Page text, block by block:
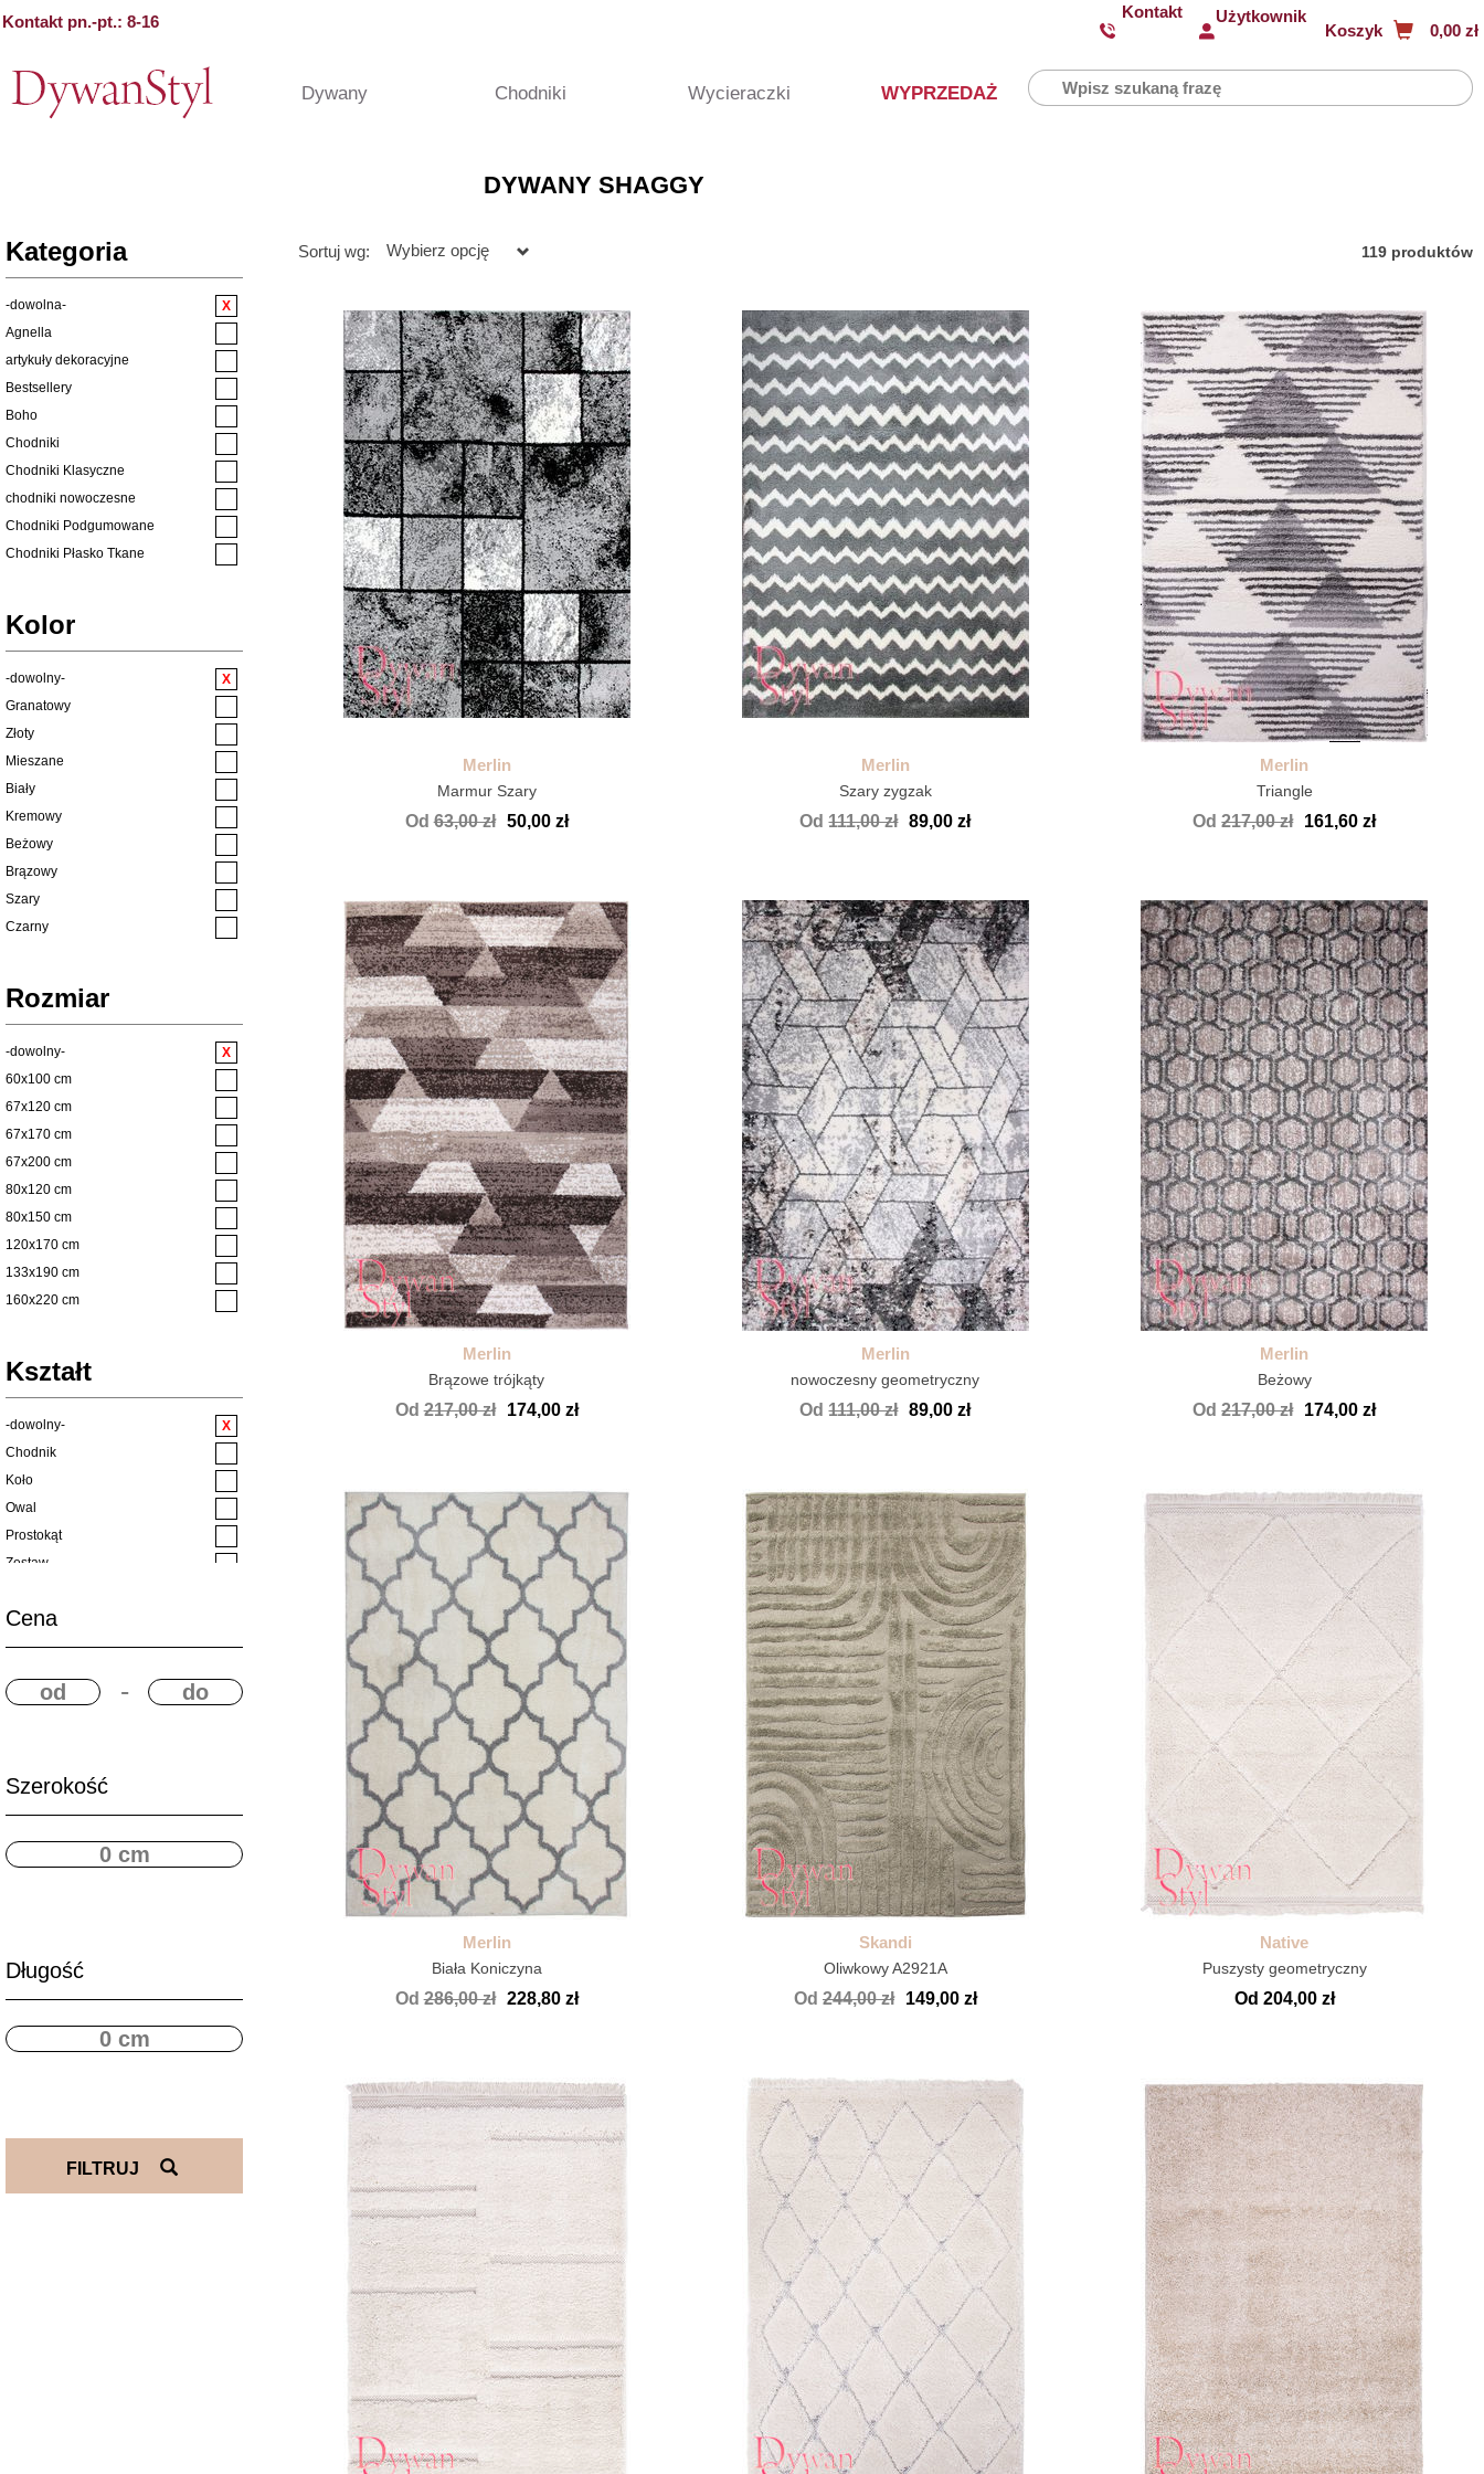
Kontakt pn.-pt.: 8-16
Kontakt Użytkownik
Koszyk 0,00 zł
Dywany Chodniki Wycieraczki WYPRZEDAŻ
DYWANY SHAGGY
Kategoria
-dowolna-
Agnella
artykuły dekoracyjne
Bestsellery
Boho
Chodniki
Chodniki Klasyczne
chodniki nowoczesne
Chodniki Podgumowane
Chodniki Płasko Tkane
Dziecięce
Salon
Shaggy
Styl Boho
Styl Glamour
Styl Klasyczny
Styl Loft
Styl Vintage
Sypialnia
Taras
Vintage
Wszystkie Chodniki
Wycieraczki
Kolor
-dowolny-
Granatowy
Złoty
Mieszane
Biały
Kremowy
Beżowy
Brązowy
Szary
Czarny
Zielony
Rozmiar
-dowolny-
60x100 cm
67x120 cm
67x170 cm
67x200 cm
80x120 cm
80x150 cm
120x170 cm
133x190 cm
160x220 cm
200x300 cm
Kształt
-dowolny-
Chodnik
Koło
Owal
Prostokąt
Zestaw
Cena
-
Szerokość
Długość
FILTRUJ
Sortuj wg: Wybierz opcję 119 produktów
Merlin
Marmur Szary
Od63,00 zł 50,00 zł
Merlin
Szary zygzak
Od111,00 zł 89,00 zł
Merlin
Triangle
Od217,00 zł 161,60 zł
Merlin
Brązowe trójkąty
Od217,00 zł 174,00 zł
Merlin
nowoczesny geometryczny
Od111,00 zł 89,00 zł
Merlin
Beżowy
Od217,00 zł 174,00 zł
Merlin
Biała Koniczyna
Od286,00 zł 228,80 zł
Skandi
Oliwkowy A2921A
Od 244,00 zł 149,00 zł
Native
Puszysty geometryczny
Od 204,00 zł